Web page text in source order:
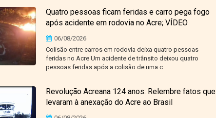
Quatro pessoas ficam feridas e carro pega fogo
após acidente em rodovia no Acre; VÍDEO
06/08/2026
Colisão entre carros em rodovia deixa quatro pessoas
feridas no Acre Um acidente de trânsito deixou quatro
pessoas feridas após a colisão de uma c...
Revolução Acreana 124 anos: Relembre fatos que
levaram à anexação do Acre ao Brasil